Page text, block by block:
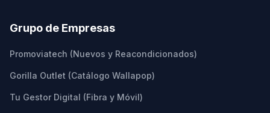
Grupo de Empresas
Promoviatech (Nuevos y Reacondicionados)
Gorilla Outlet (Catálogo Wallapop)
Tu Gestor Digital (Fibra y Móvil)